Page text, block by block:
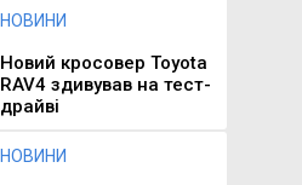
НОВИНИ
Новий кросовер Toyota
RAV4 здивував на тест-
драйві
НОВИНИ